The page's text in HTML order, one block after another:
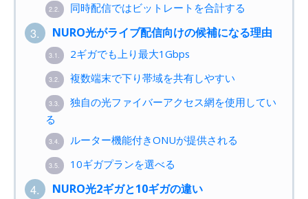
2.2. 同時配信ではビットレートを合計する
3. NURO光がライブ配信向けの候補になる理由
3.1. 2ギガでも上り最大1Gbps
3.2. 複数端末で下り帯域を共有しやすい
3.3.
独自の光ファイバーアクセス網を使用してい
る
3.4. ルーター機能付きONUが提供される
3.5. 10ギガプランを選べる
4. NURO光2ギガと10ギガの違い